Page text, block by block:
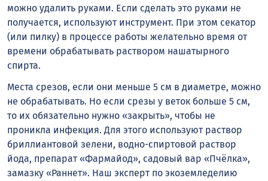
можно удалить руками. Если сделать это руками не
получается, используют инструмент. При этом секатор
(или пилку) в процессе работы желательно время от
времени обрабатывать раствором нашатырного
спирта.
Места срезов, если они меньше 5 см в диаметре, можно
не обрабатывать. Но если срезы у веток больше 5 см,
то их обязательно нужно «закрыть», чтобы не
проникла инфекция. Для этого используют раствор
бриллиантовой зелени, водно-спиртовой раствор
йода, препарат «Фармайод», садовый вар «Пчёлка»,
замазку «Раннет». Наш эксперт по экоземледелию